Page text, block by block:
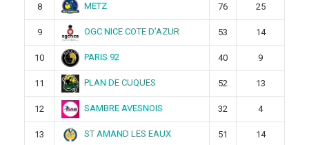
8 METZ 76 25
9 OGC NICE COTE D’AZUR 53 14
10 PARIS 92 40 9
11 PLAN DE CUQUES 52 13
12 SAMBRE AVESNOIS 32 4
13 ST AMAND LES EAUX 51 14